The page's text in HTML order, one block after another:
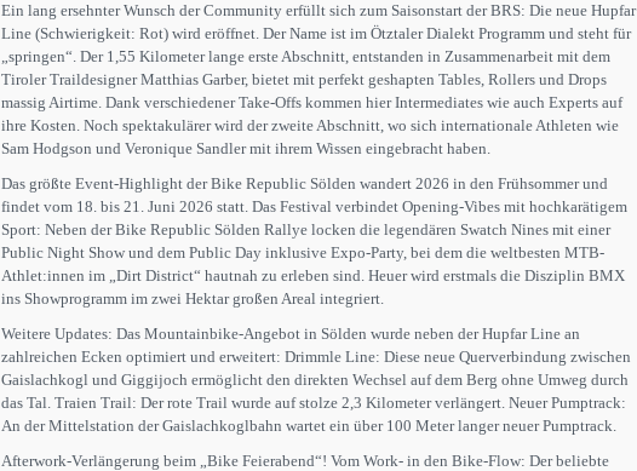
Ein lang ersehnter Wunsch der Community erfüllt sich zum Saisonstart der BRS: Die neue Hupfar
Line (Schwierigkeit: Rot) wird eröffnet. Der Name ist im Ötztaler Dialekt Programm und steht für
„springen“. Der 1,55 Kilometer lange erste Abschnitt, entstanden in Zusammenarbeit mit dem
Tiroler Traildesigner Matthias Garber, bietet mit perfekt geshapten Tables, Rollers und Drops
massig Airtime. Dank verschiedener Take-Offs kommen hier Intermediates wie auch Experts auf
ihre Kosten. Noch spektakulärer wird der zweite Abschnitt, wo sich internationale Athleten wie
Sam Hodgson und Veronique Sandler mit ihrem Wissen eingebracht haben.
Das größte Event-Highlight der Bike Republic Sölden wandert 2026 in den Frühsommer und
findet vom 18. bis 21. Juni 2026 statt. Das Festival verbindet Opening-Vibes mit hochkarätigem
Sport: Neben der Bike Republic Sölden Rallye locken die legendären Swatch Nines mit einer
Public Night Show und dem Public Day inklusive Expo-Party, bei dem die weltbesten MTB-
Athlet:innen im „Dirt District“ hautnah zu erleben sind. Heuer wird erstmals die Disziplin BMX
ins Showprogramm im zwei Hektar großen Areal integriert.
Weitere Updates: Das Mountainbike-Angebot in Sölden wurde neben der Hupfar Line an
zahlreichen Ecken optimiert und erweitert: Drimmle Line: Diese neue Querverbindung zwischen
Gaislachkogl und Giggijoch ermöglicht den direkten Wechsel auf dem Berg ohne Umweg durch
das Tal. Traien Trail: Der rote Trail wurde auf stolze 2,3 Kilometer verlängert. Neuer Pumptrack:
An der Mittelstation der Gaislachkoglbahn wartet ein über 100 Meter langer neuer Pumptrack.
Afterwork-Verlängerung beim „Bike Feierabend“! Vom Work- in den Bike-Flow: Der beliebte